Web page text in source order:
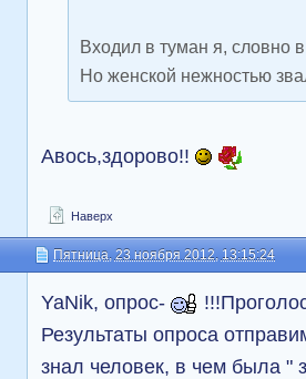
Входил в туман я, словно
Но женской нежностью
Авось,здорово!!
Наверх
Пятница, 23 ноября 2012, 13:15:24
YaNik, опрос-
Результаты опроса
знал человек, в чем была "